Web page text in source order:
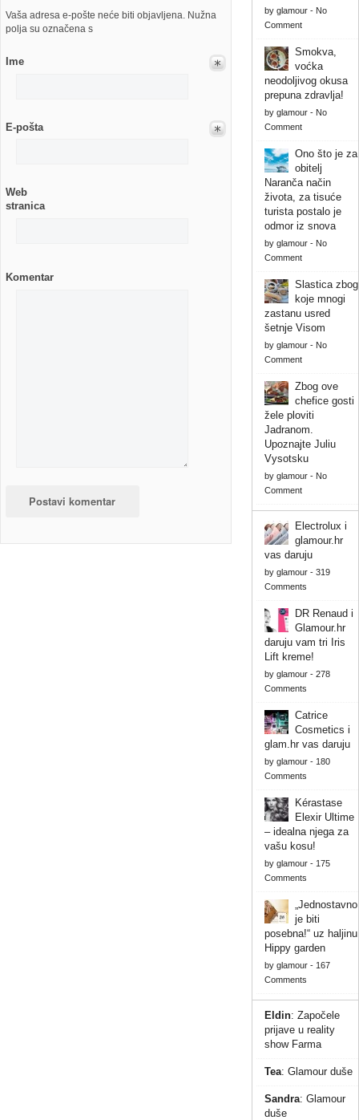
Vaša adresa e-pošte neće biti objavljena. Nužna
polja su označena s
Ime
E-pošta
Web
stranica
Komentar
by glamour- No
Comment
Smokva,
voćka
neodoljivog okusa
prepuna zdravlja!
by glamour- No
Comment
Ono što je za
obitelj
Naranča način
života, za tisuće
turista postalo je
odmor iz snova
by glamour- No
Comment
Slastica zbog
koje mnogi
zastanu usred
šetnje Visom
by glamour- No
Comment
Zbog ove
chefice gosti
žele ploviti
Jadranom.
Upoznajte Juliu
Vysotsku
by glamour- No
Comment
Electrolux i
glamour.hr
vas daruju
by glamour- 319
Comments
DR Renaud i
Glamour.hr
daruju vam tri Iris
Lift kreme!
by glamour- 278
Comments
Catrice
Cosmetics i
glam.hr vas daruju
by glamour- 180
Comments
Kérastase
Elexir Ultime
– idealna njega za
vašu kosu!
by glamour- 175
Comments
„Jednostavno
je biti
posebna!“ uz haljinu
Hippy garden
by glamour- 167
Comments
Eldin: Započele
prijave u reality
show Farma
Tea: Glamour duše
Sandra: Glamour
duše